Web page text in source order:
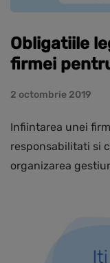
Obligatiile
firmei
2 octombrie 2019
Infiintarea unei
responsabilitati si
organizarea